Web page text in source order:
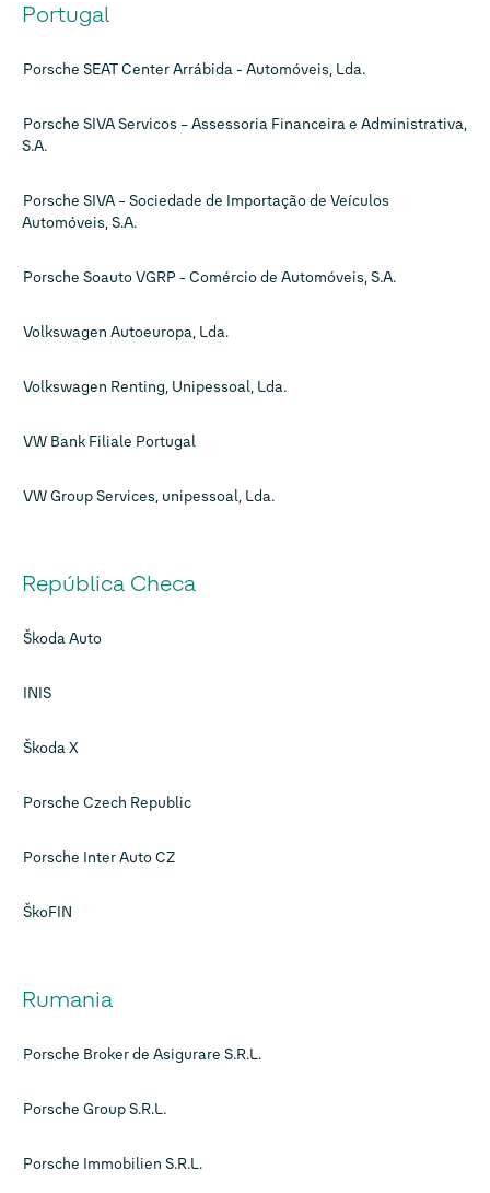
Portugal
Porsche SEAT Center Arrábida - Automóveis, Lda.
Porsche SIVA Servicos – Assessoria Financeira e Administrativa,
S.A.
Porsche SIVA – Sociedade de Importação de Veículos
Automóveis, S.A.
Porsche Soauto VGRP - Comércio de Automóveis, S.A.
Volkswagen Autoeuropa, Lda.
Volkswagen Renting, Unipessoal, Lda.
VW Bank Filiale Portugal
VW Group Services, unipessoal, Lda.
República Checa
Škoda Auto
INIS
Škoda X
Porsche Czech Republic
Porsche Inter Auto CZ
ŠkoFIN
Rumania
Porsche Broker de Asigurare S.R.L.
Porsche Group S.R.L.
Porsche Immobilien S.R.L.